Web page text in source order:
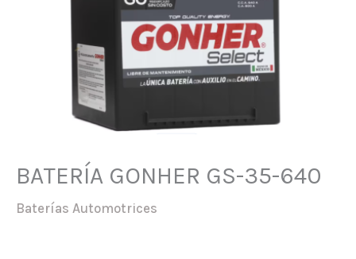
BATERÍA GONHER GS-35-640
Baterías Automotrices